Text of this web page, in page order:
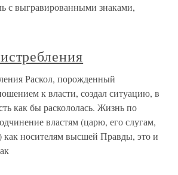
с выгравированными знаками,
Раскол, порожденный
к власти, создал ситуацию, в
как бы раскололась. Жизнь по
властям (царю, его слугам,
как носителям высшей Правды, это и